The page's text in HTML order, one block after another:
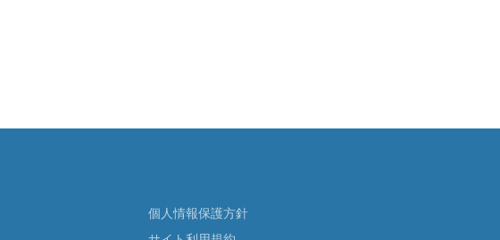
個人情報保護方針